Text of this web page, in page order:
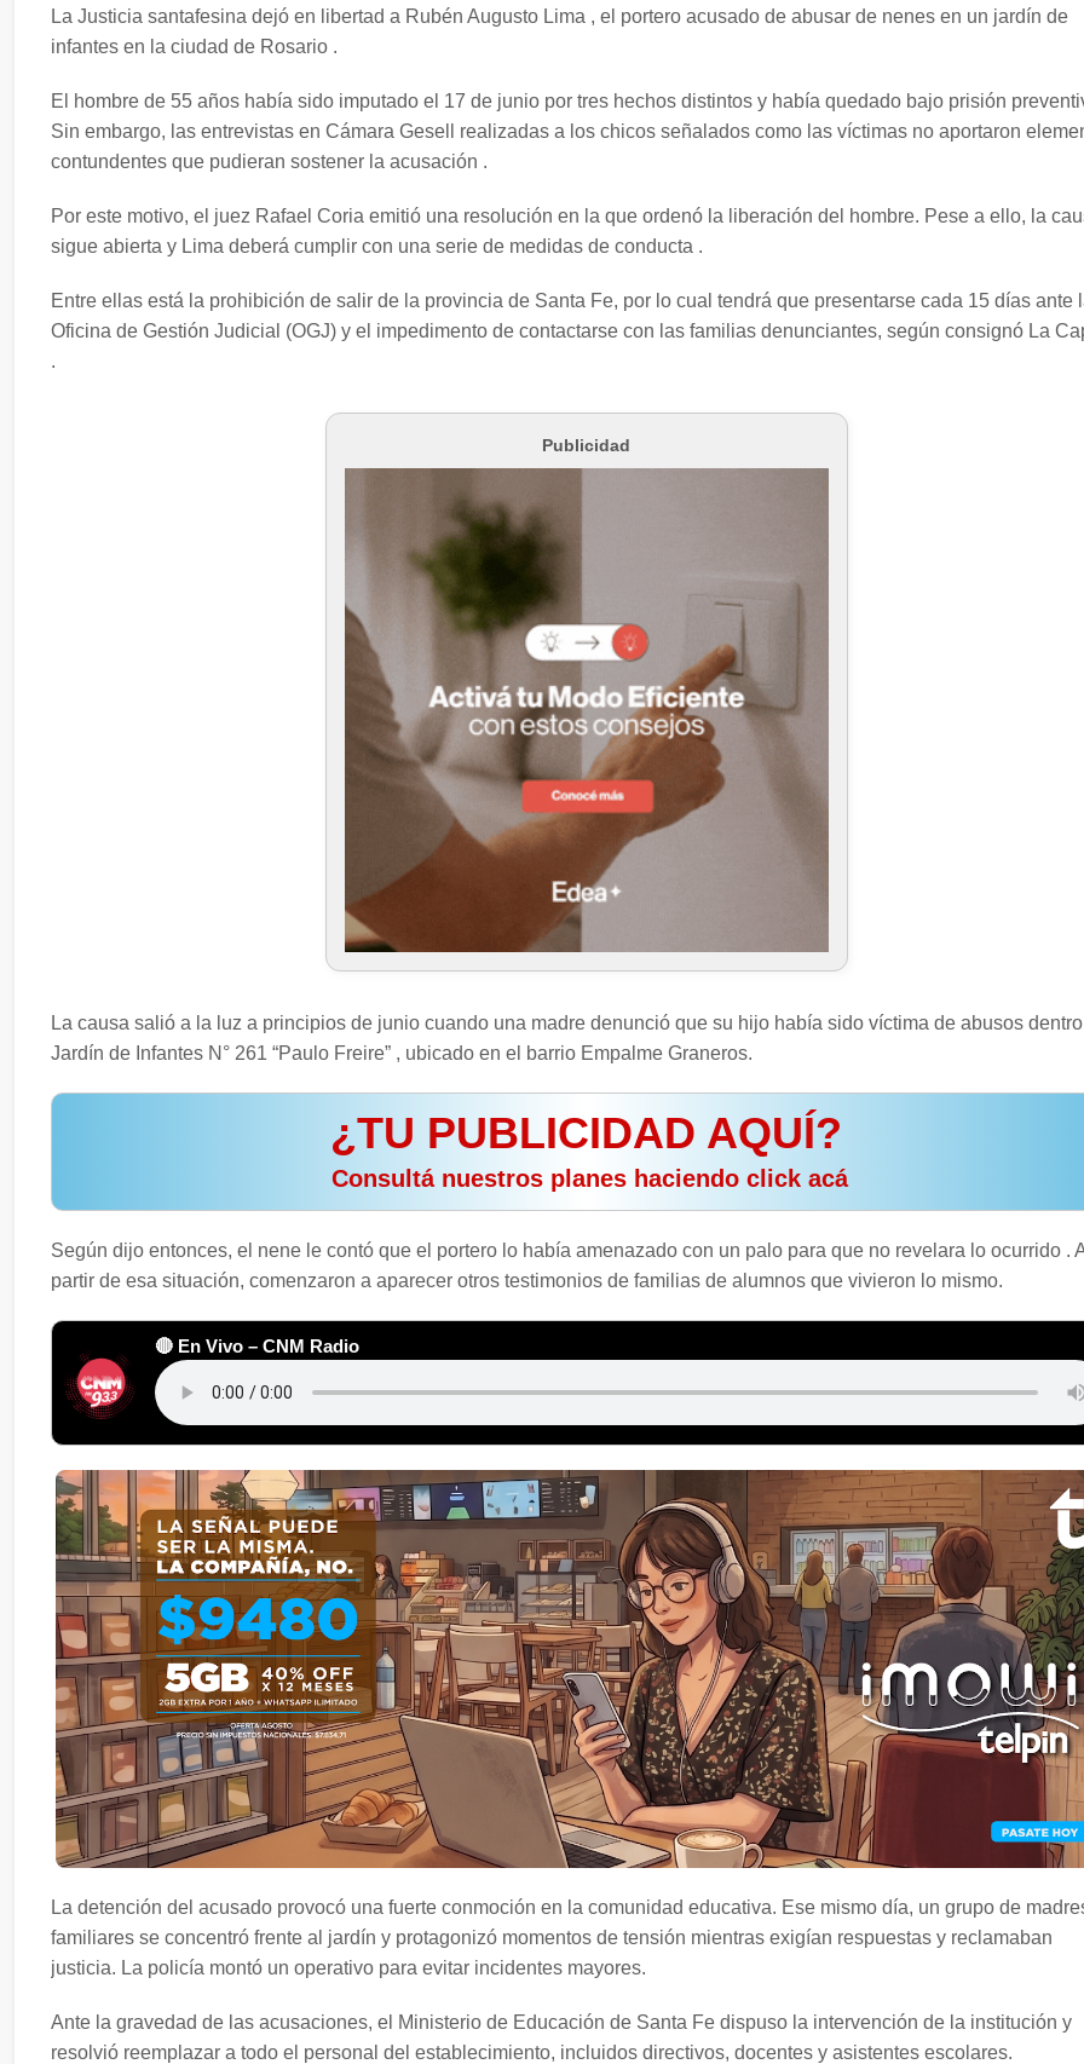
La Justicia santafesina dejó en libertad a Rubén Augusto Lima , el portero acusado de abusar de nenes en un jardín de
infantes en la ciudad de Rosario .
El hombre de 55 años había sido imputado el 17 de junio por tres hechos distintos y había quedado bajo prisión
Sin embargo, las entrevistas en Cámara Gesell realizadas a los chicos señalados como las víctimas no aportaron
contundentes que pudieran sostener la acusación .
Por este motivo, el juez Rafael Coria emitió una resolución en la que ordenó la liberación del hombre. Pese a ello, la
sigue abierta y Lima deberá cumplir con una serie de medidas de conducta .
Entre ellas está la prohibición de salir de la provincia de Santa Fe, por lo cual tendrá que presentarse cada 15 días ante
Oficina de Gestión Judicial (OGJ) y el impedimento de contactarse con las familias denunciantes, según consignó La
.
Publicidad
La causa salió a la luz a principios de junio cuando una madre denunció que su hijo había sido víctima de abusos
Jardín de Infantes N° 261 “Paulo Freire” , ubicado en el barrio Empalme Graneros.
¿TU PUBLICIDAD AQUÍ?
️ Consultá nuestros planes haciendo click acá
Según dijo entonces, el nene le contó que el portero lo había amenazado con un palo para que no revelara lo ocurrido .
partir de esa situación, comenzaron a aparecer otros testimonios de familias de alumnos que vivieron lo mismo.
🔴 En Vivo – CNM Radio
La detención del acusado provocó una fuerte conmoción en la comunidad educativa. Ese mismo día, un grupo de
familiares se concentró frente al jardín y protagonizó momentos de tensión mientras exigían respuestas y reclamaban
justicia. La policía montó un operativo para evitar incidentes mayores.
Ante la gravedad de las acusaciones, el Ministerio de Educación de Santa Fe dispuso la intervención de la institución y
resolvió reemplazar a todo el personal del establecimiento, incluidos directivos, docentes y asistentes escolares.